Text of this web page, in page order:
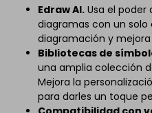
Edraw AI. Usa el poder
diagramas con un solo
diagramación y mejora
Bibliotecas de
una amplia colección
Mejora la
para darles un toque